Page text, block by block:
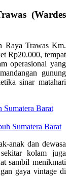
(Wardes
Raya Trawas Km.
Rp20.000, tempat
operasional yang
gunung
sinar matahari
Sumatera Barat
anak dan dewasa
kolam juga
sambil menikmati
gaya vintage di